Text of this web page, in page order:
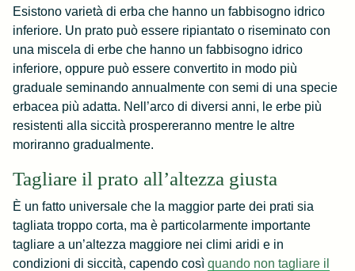
Esistono varietà di erba che hanno un fabbisogno idrico
inferiore. Un prato può essere ripiantato o riseminato con
una miscela di erbe che hanno un fabbisogno idrico
inferiore, oppure può essere convertito in modo più
graduale seminando annualmente con semi di una specie
erbacea più adatta. Nell’arco di diversi anni, le erbe più
resistenti alla siccità prospereranno mentre le altre
moriranno gradualmente.
Tagliare il prato all’altezza giusta
È un fatto universale che la maggior parte dei prati sia
tagliata troppo corta, ma è particolarmente importante
tagliare a un’altezza maggiore nei climi aridi e in
condizioni di siccità, capendo così quando non tagliare il